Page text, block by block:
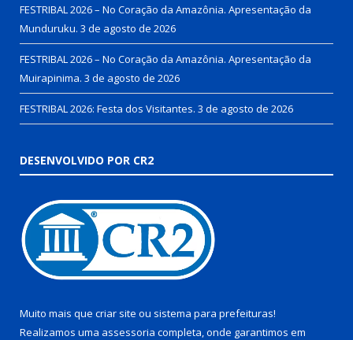
FESTRIBAL 2026 – No Coração da Amazônia. Apresentação da
Munduruku. 3 de agosto de 2026
FESTRIBAL 2026 – No Coração da Amazônia. Apresentação da
Muirapinima. 3 de agosto de 2026
FESTRIBAL 2026: Festa dos Visitantes. 3 de agosto de 2026
DESENVOLVIDO POR CR2
Muito mais que criar site ou sistema para prefeituras!
Realizamos uma assessoria completa, onde garantimos em